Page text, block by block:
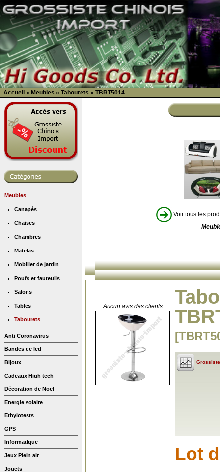
Accueil » Meubles » Tabourets » TBRT5014
Meubles
Canapés
Chaises
Chambres
Matelas
Mobilier de jardin
Poufs et fauteuils
Salons
Tables
Tabourets
Anti Coronavirus
Bandes de led
Bijoux
Cadeaux High tech
Décoration de Noël
Energie solaire
Ethylotests
GPS
Informatique
Jeux Plein air
Jouets
Voir tous les
Aucun avis des clients
Lot